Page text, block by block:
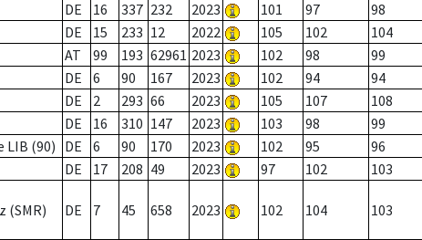
DE 16 337 232 2023 101 97 98
DE 15 233 12 2022 105 102 104
AT 99 193 62961 2023 102 98 99
DE 6 90 167 2023 102 94 94
DE 2 293 66 2023 105 107 108
DE 16 310 147 2023 103 98 99
LIB (90) DE 6 90 170 2023 102 95 96
DE 17 208 49 2023 97 102 103
(SMR) DE 7 45 658 2023 102 104 103